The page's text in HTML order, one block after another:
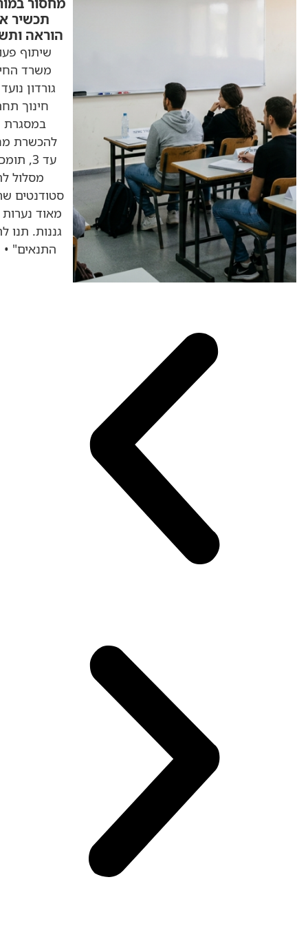
תכשיר
הוראה ותשלב
שיתוף פעולה
משרד החינוך
גורדון נועד
חינוך תחת
במסגרת
להכשרת
מסלול
סטודנטים
מאוד נערות
גננות. תנו להן
התנאים" •